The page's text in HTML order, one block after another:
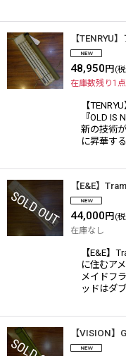
【TENRYU
48,950 円 (
在庫数残り1点
【
『OLD IS
新の技術
に昇華す
【E&E】
44,000 円 (
在庫なし
【E&E】
に住むア
メイドフ
ッドはダ
【VISION】